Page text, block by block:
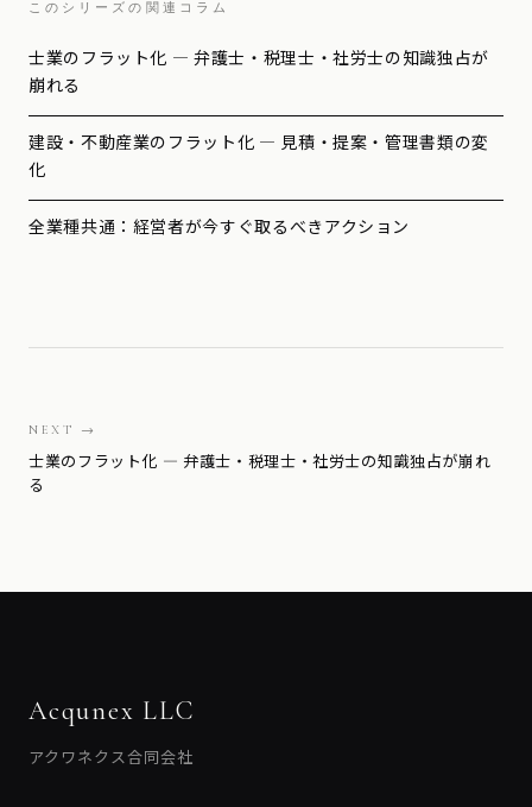
このシリーズの関連コラム
士業のフラット化 — 弁護士・税理士・社労士の知識独占が
崩れる
建設・不動産業のフラット化 — 見積・提案・管理書類の変
化
全業種共通：経営者が今すぐ取るべきアクション
NEXT →
士業のフラット化 — 弁護士・税理士・社労士の知識独占が崩れ
る
Acqunex LLC
アクワネクス合同会社